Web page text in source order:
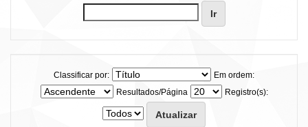
Classificar por:
Em ordem:
Resultados/Página
Registro(s):